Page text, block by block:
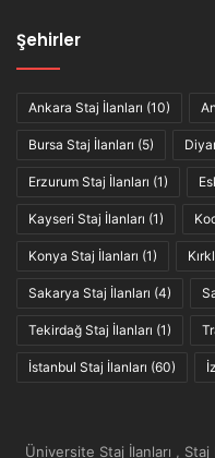
Şehirler
Ankara Staj İlanları (10)
Bursa Staj İlanları (5)
Erzurum Staj İlanları (1)
Kayseri Staj İlanları (1)
Konya Staj İlanları (1)
Sakarya Staj İlanları (4)
Tekirdağ Staj İlanları (1)
İstanbul Staj İlanları (60)
Üniversite Staj İlanları ,